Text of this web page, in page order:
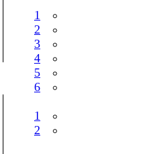
1
2
3
4
5
6
1
2